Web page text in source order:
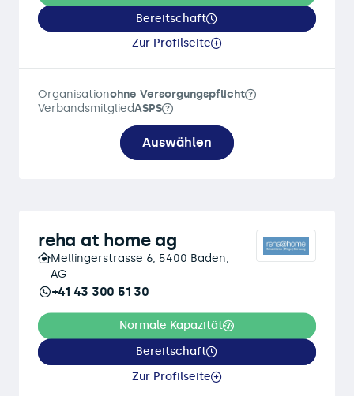
Bereitschaft
Zur Profilseite
Organisationohne Versorgungspflicht
VerbandsmitgliedASPS
Auswählen
reha at home ag
Mellingerstrasse 6, 5400 Baden,
AG
+41 43 300 51 30
Normale Kapazität
Bereitschaft
Zur Profilseite